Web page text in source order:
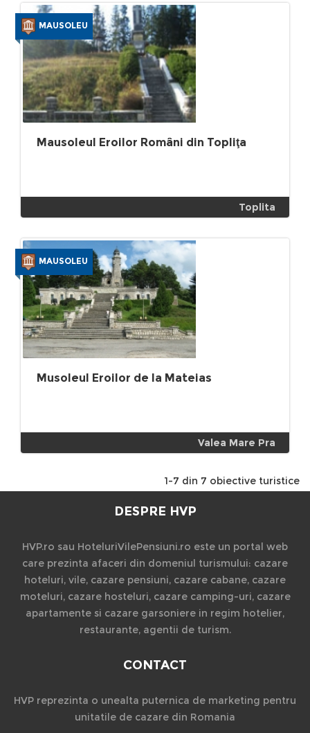
MAUSOLEU
Mausoleul Eroilor Români din Topliţa
Toplita
MAUSOLEU
Musoleul Eroilor de la Mateias
Valea Mare Pra
1-7 din 7 obiective turistice
DESPRE HVP
HVP.ro sau HoteluriVilePensiuni.ro este un portal web
care prezinta afaceri din domeniul turismului: cazare
hoteluri, vile, cazare pensiuni, cazare cabane, cazare
moteluri, cazare hosteluri, cazare camping-uri, cazare
apartamente si cazare garsoniere in regim hotelier,
restaurante, agentii de turism.
CONTACT
HVP reprezinta o unealta puternica de marketing pentru
unitatile de cazare din Romania